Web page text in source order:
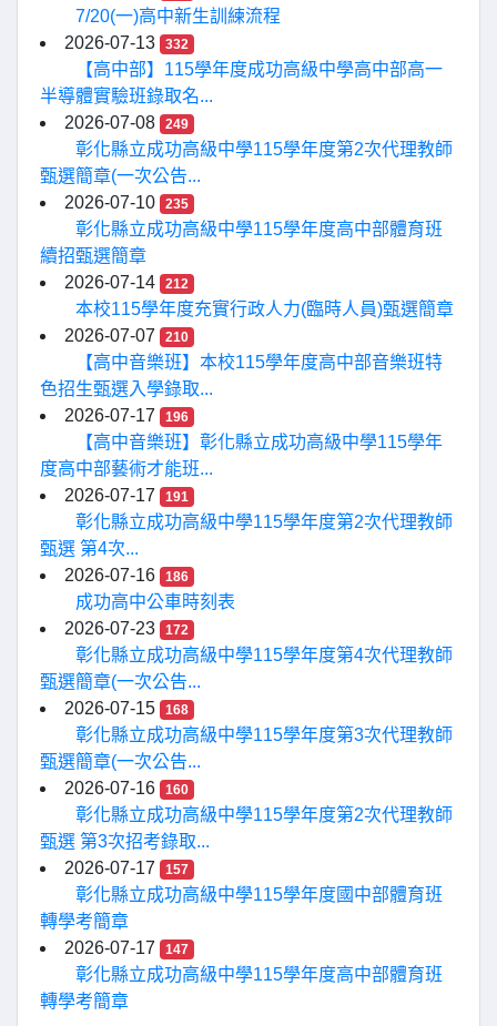
7/20(一)高中新生訓練流程
2026-07-13
332
【高中部】115學年度成功高級中學高中部高一
半導體實驗班錄取名...
2026-07-08
249
彰化縣立成功高級中學115學年度第2次代理教師
甄選簡章(一次公告...
2026-07-10
235
彰化縣立成功高級中學115學年度高中部體育班
續招甄選簡章
2026-07-14
212
本校115學年度充實行政人力(臨時人員)甄選簡章
2026-07-07
210
【高中音樂班】本校115學年度高中部音樂班特
色招生甄選入學錄取...
2026-07-17
196
【高中音樂班】彰化縣立成功高級中學115學年
度高中部藝術才能班...
2026-07-17
191
彰化縣立成功高級中學115學年度第2次代理教師
甄選 第4次...
2026-07-16
186
成功高中公車時刻表
2026-07-23
172
彰化縣立成功高級中學115學年度第4次代理教師
甄選簡章(一次公告...
2026-07-15
168
彰化縣立成功高級中學115學年度第3次代理教師
甄選簡章(一次公告...
2026-07-16
160
彰化縣立成功高級中學115學年度第2次代理教師
甄選 第3次招考錄取...
2026-07-17
157
彰化縣立成功高級中學115學年度國中部體育班
轉學考簡章
2026-07-17
147
彰化縣立成功高級中學115學年度高中部體育班
轉學考簡章